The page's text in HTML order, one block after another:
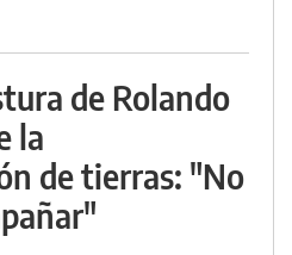
de Rolando
la
de tierras: "No